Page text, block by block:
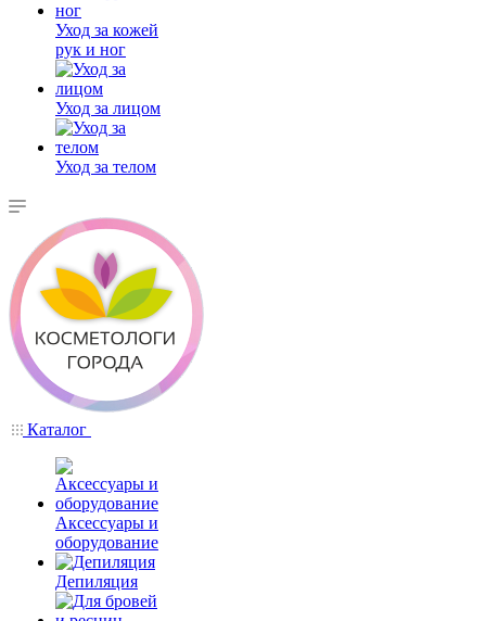
Уход за кожей
рук и ног
Уход за лицом
Уход за телом
Каталог
Аксессуары и
оборудование
Депиляция